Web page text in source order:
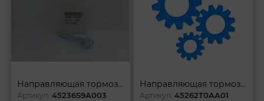
Направляющая тормозного суппорта
Артикул:45236S9A003
Направляющая тормозного суппорта
Артикул:45262T0AA01